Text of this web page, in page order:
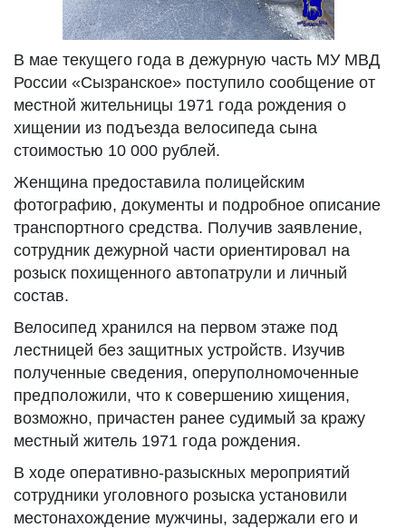
В мае текущего года в дежурную часть МУ МВД
России «Сызранское» поступило сообщение от
местной жительницы 1971 года рождения о
хищении из подъезда велосипеда сына
стоимостью 10 000 рублей.
Женщина предоставила полицейским
фотографию, документы и подробное описание
транспортного средства. Получив заявление,
сотрудник дежурной части ориентировал на
розыск похищенного автопатрули и личный
состав.
Велосипед хранился на первом этаже под
лестницей без защитных устройств. Изучив
полученные сведения, оперуполномоченные
предположили, что к совершению хищения,
возможно, причастен ранее судимый за кражу
местный житель 1971 года рождения.
В ходе оперативно-разыскных мероприятий
сотрудники уголовного розыска установили
местонахождение мужчины, задержали его и